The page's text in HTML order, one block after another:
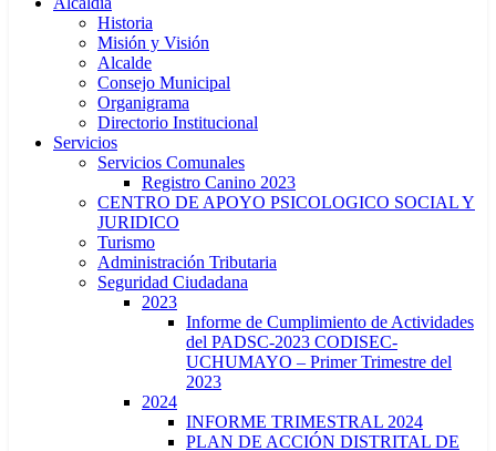
Historia
Misión y Visión
Alcalde
Consejo Municipal
Organigrama
Directorio Institucional
Servicios
Servicios Comunales
Registro Canino 2023
CENTRO DE APOYO PSICOLOGICO SOCIAL Y
JURIDICO
Turismo
Administración Tributaria
Seguridad Ciudadana
2023
Informe de Cumplimiento de Actividades
del PADSC-2023 CODISEC-
UCHUMAYO – Primer Trimestre del
2023
2024
INFORME TRIMESTRAL 2024
PLAN DE ACCIÓN DISTRITAL DE